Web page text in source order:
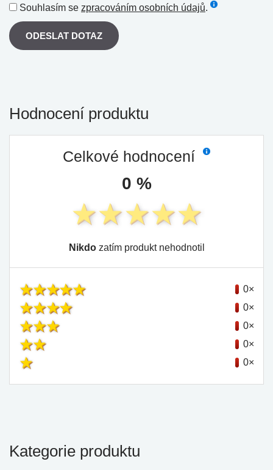
Souhlasím se zpracováním osobních údajů.
ODESLAT DOTAZ
Hodnocení produktu
Celkové hodnocení
0 %
Nikdozatím produkt nehodnotil
0×
0×
0×
0×
0×
Kategorie produktu